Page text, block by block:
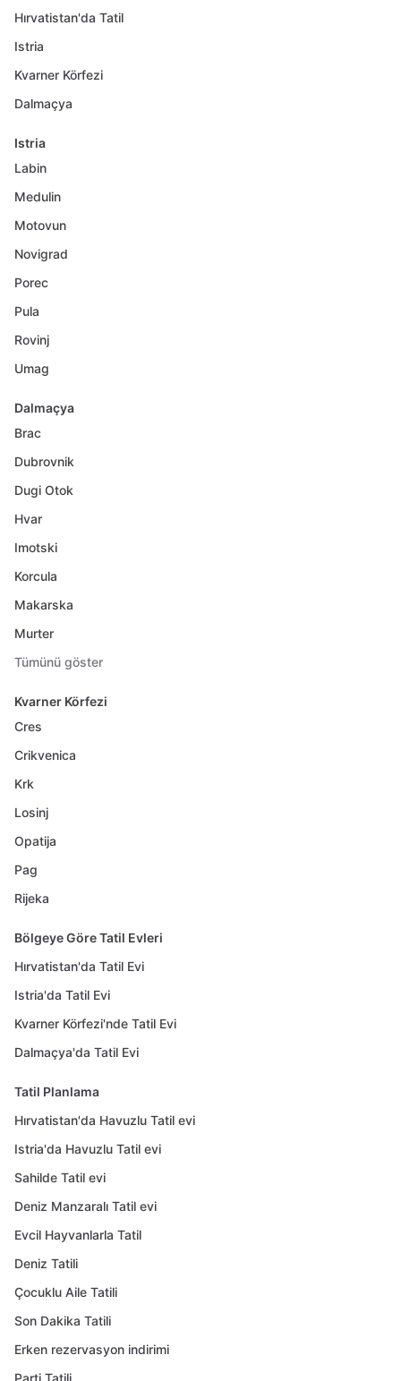
Hırvatistan'da Tatil
Istria
Kvarner Körfezi
Dalmaçya
Istria
Labin
Medulin
Motovun
Novigrad
Porec
Pula
Rovinj
Umag
Dalmaçya
Brac
Dubrovnik
Dugi Otok
Hvar
Imotski
Korcula
Makarska
Murter
Tümünü göster
Kvarner Körfezi
Cres
Crikvenica
Krk
Losinj
Opatija
Pag
Rijeka
Bölgeye Göre Tatil Evleri
Hırvatistan'da Tatil Evi
Istria'da Tatil Evi
Kvarner Körfezi'nde Tatil Evi
Dalmaçya'da Tatil Evi
Tatil Planlama
Hırvatistan'da Havuzlu Tatil evi
Istria'da Havuzlu Tatil evi
Sahilde Tatil evi
Deniz Manzaralı Tatil evi
Evcil Hayvanlarla Tatil
Deniz Tatili
Çocuklu Aile Tatili
Son Dakika Tatili
Erken rezervasyon indirimi
Parti Tatili